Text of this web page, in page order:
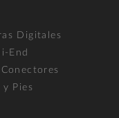
Digitales
End
Pies